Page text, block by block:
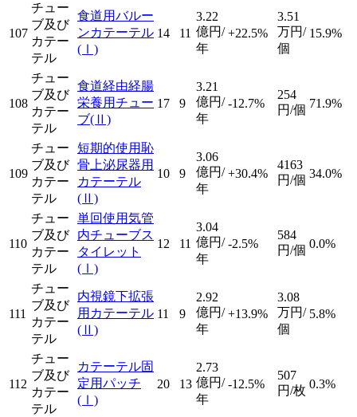
107
チュー
ブ及び
カテー
テル
食道用バルー
ンカテーテル
(Ⅰ)
14 11
3.22
億円/
年
+22.5%
3.51
万円/
個
15.9%
108
チュー
ブ及び
カテー
テル
食道経由経腸
栄養用チュー
ブ(Ⅱ)
17 9
3.21
億円/
年
-12.7%
254
円/個 71.9%
109
チュー
ブ及び
カテー
テル
短期的使用恥
骨上泌尿器用
カテーテル
(Ⅱ)
10 9
3.06
億円/
年
+30.4%
4163
円/個 34.0%
110
チュー
ブ及び
カテー
テル
単回使用気管
内チューブス
タイレット
(Ⅰ)
12 11
3.04
億円/
年
-2.5%
584
円/個 0.0%
111
チュー
ブ及び
カテー
テル
内視鏡下拡張
用カテーテル
(Ⅱ)
11 9
2.92
億円/
年
+13.9%
3.08
万円/
個
5.8%
112
チュー
ブ及び
カテー
テル
カテーテル固
定用パッチ
(Ⅰ)
20 13
2.73
億円/
年
-12.5%
507
円/枚 0.3%